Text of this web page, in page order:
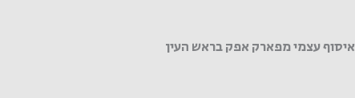
איסוף עצמי מפארק אפק בראש העין